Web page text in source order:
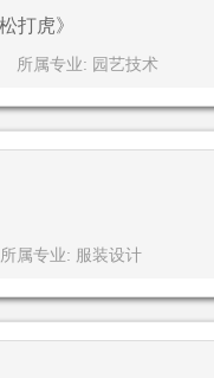
打虎》
所属专业: 园艺技术
所属专业: 服装设计